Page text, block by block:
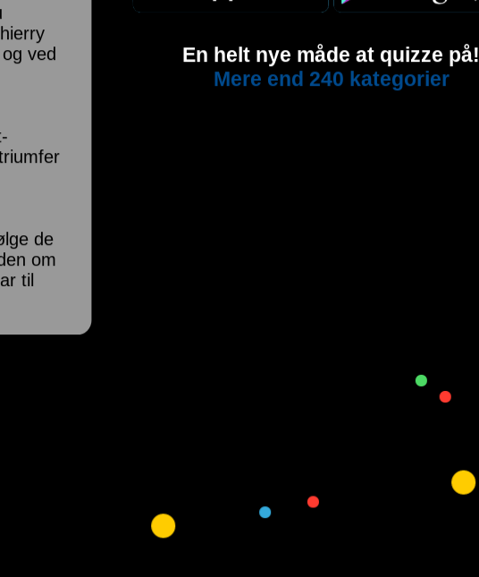
ved
de
om
til
En helt nye måde at quizze på!
Mere end 240 kategorier